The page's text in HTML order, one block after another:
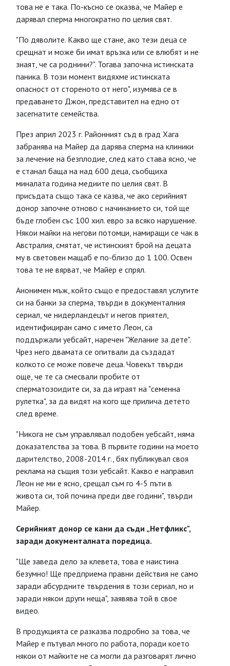
това не е така. По-късно се оказва, че Майер е
дарявал сперма многократно по целия свят.
"По дяволите. Какво ще стане, ако тези деца се
срещнат и може би имат връзка или се влюбят и не
знаят, че са роднини?". Тогава започна истинската
паника. В този момент видяхме истинската
опасност от стореното от него", изумява се в
предаването Джон, представител на едно от
засегнатите семейства.
През април 2023 г. Районният съд в град Хага
забранява на Майер да дарява сперма на клиники
за лечение на безплодие, след като става ясно, че
е станал баща на над 600 деца, съобщиха
миналата година медиите по целия свят. В
присъдата също така се казва, че ако серийният
донор започне отново с начинанието си, той ще
бъде глобен със 100 хил. евро за всяко нарушение.
Някои майки на негови потомци, намиращи се чак в
Австралия, смятат, че истинският брой на децата
му в световен мащаб е по-близо до 1 100. Освен
това те не вярват, че Майер е спрял.
Анонимен мъж, който също е предоставял услугите
си на банки за сперма, твърди в документалния
сериал, че нидерландецът и негов приятел,
идентифициран само с името Леон, са
поддържали уебсайт, наречен "Желание за дете".
Чрез него двамата се опитвали да създадат
колкото се може повече деца. Човекът твърди
още, че те са смесвали пробите от
сперматозоидите си, за да играят на "семенна
рулетка", за да видят на кого ще прилича детето
след време.
"Никога не съм управлявал подобен уебсайт, няма
доказателства за това. В първите години на моето
дарителство, 2008-2014 г., бях публикувал своя
реклама на същия този уебсайт. Какво е направил
Леон не ми е ясно, срещал съм го 4-5 пъти в
живота си, той почина преди две години", твърди
Майер.
Серийният донор се кани да съди „Нетфликс",
заради документалната поредица.
"Ще заведа дело за клевета, това е наистина
безумно! Ще предприема правни действия не само
заради абсурдните твърдения в този сериал, но и
заради някои други неща", заявява той в свое
видео.
В продукцията се разказва подробно за това, че
Майер е пътувал много по работа, поради което
някои от майките не са могли да разговарят лично